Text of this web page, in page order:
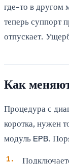
где-то в другом
теперь суппорт
отпускает.
Как
Процедура с
коротка, нужен
модуль EPB.